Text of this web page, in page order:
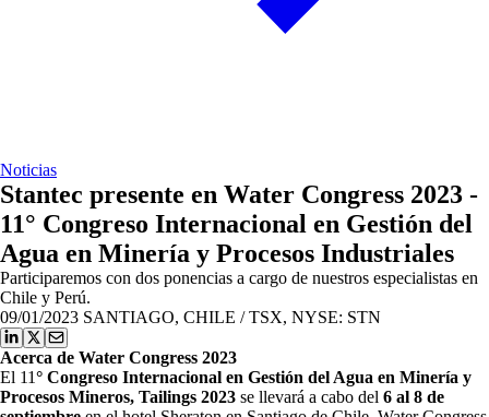
Noticias
Stantec presente en Water Congress 2023 -
11° Congreso Internacional en Gestión del
Agua en Minería y Procesos Industriales
Participaremos con dos ponencias a cargo de nuestros especialistas en
Chile y Perú.
09/01/2023 SANTIAGO, CHILE / TSX, NYSE: STN
Acerca de Water Congress 2023
El 11° Congreso Internacional en Gestión del Agua en Minería y
Procesos Mineros, Tailings 2023 se llevará a cabo del 6 al 8 de